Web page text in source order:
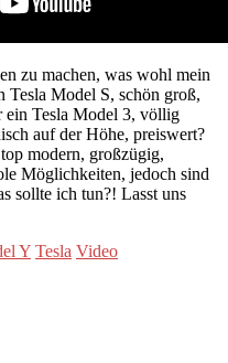
zu machen, was wohl mein
Tesla Model S, schön groß,
ein Tesla Model 3, völlig
auf der Höhe, preiswert?
modern, großzügig,
Möglichkeiten, jedoch sind
sollte ich tun?! Lasst uns
Y Tesla Video